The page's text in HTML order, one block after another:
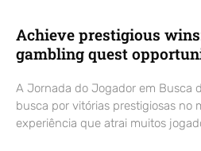
Achieve prestigious
gambling quest
A Jornada do Jogador em Busca
busca por vitórias prestigiosas no
experiência que atrai muitos